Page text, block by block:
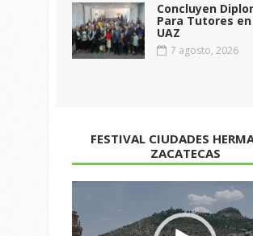
Concluyen
Para Tutores
UAZ
7 agosto, 2026
FESTIVAL CIUDADES
ZACATECAS
de
vídeo